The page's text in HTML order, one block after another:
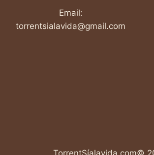
Email:
torrentsialavida@gmail.com
TorrentSíalavida.com©